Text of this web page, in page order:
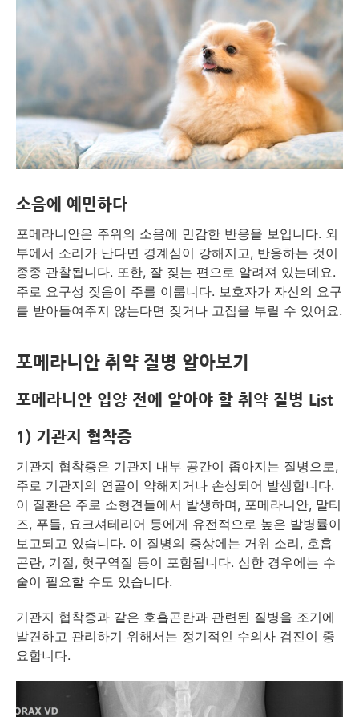
소음에 예민하다
포메라니안은 주위의 소음에 민감한 반응을 보입니다. 외
부에서 소리가 난다면 경계심이 강해지고, 반응하는 것이
종종 관찰됩니다. 또한, 잘 짖는 편으로 알려져 있는데요.
주로 요구성 짖음이 주를 이룹니다. 보호자가 자신의 요구
를 받아들여주지 않는다면 짖거나 고집을 부릴 수 있어요.
포메라니안 취약 질병 알아보기
포메라니안 입양 전에 알아야 할 취약 질병 List
1) 기관지 협착증
기관지 협착증은 기관지 내부 공간이 좁아지는 질병으로,
주로 기관지의 연골이 약해지거나 손상되어 발생합니다.
이 질환은 주로 소형견들에서 발생하며, 포메라니안, 말티
즈, 푸들, 요크셔테리어 등에게 유전적으로 높은 발병률이
보고되고 있습니다. 이 질병의 증상에는 거위 소리, 호흡
곤란, 기절, 헛구역질 등이 포함됩니다. 심한 경우에는 수
술이 필요할 수도 있습니다.
기관지 협착증과 같은 호흡곤란과 관련된 질병을 조기에
발견하고 관리하기 위해서는 정기적인 수의사 검진이 중
요합니다.